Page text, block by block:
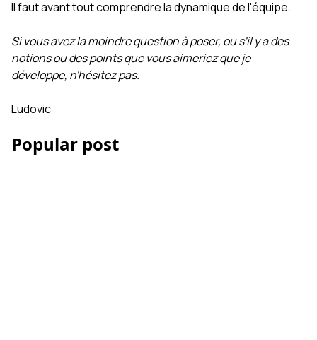
Il faut avant tout comprendre la dynamique de l'équipe.
Si vous avez la moindre question à poser, ou s'il y a des
notions ou des points que vous aimeriez que je
développe, n'hésitez pas.
Ludovic
Popular post